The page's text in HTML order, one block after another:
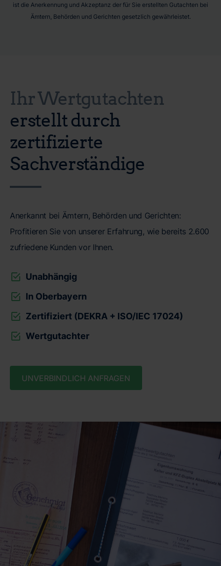
ist die Anerkennung und Akzeptanz der für Sie erstellten Gutachten bei
Ämtern, Behörden und Gerichten gesetzlich gewährleistet.
Ihr Wertgutachten
erstellt durch
zertifizierte
Sachverständige
Anerkannt bei Ämtern, Behörden und Gerichten:
Profitieren Sie von unserer Erfahrung, wie bereits 2.600
zufriedene Kunden vor Ihnen.
Unabhängig
In Oberbayern
Zertifiziert (DEKRA + ISO/IEC 17024)
Wertgutachter
UNVERBINDLICH ANFRAGEN